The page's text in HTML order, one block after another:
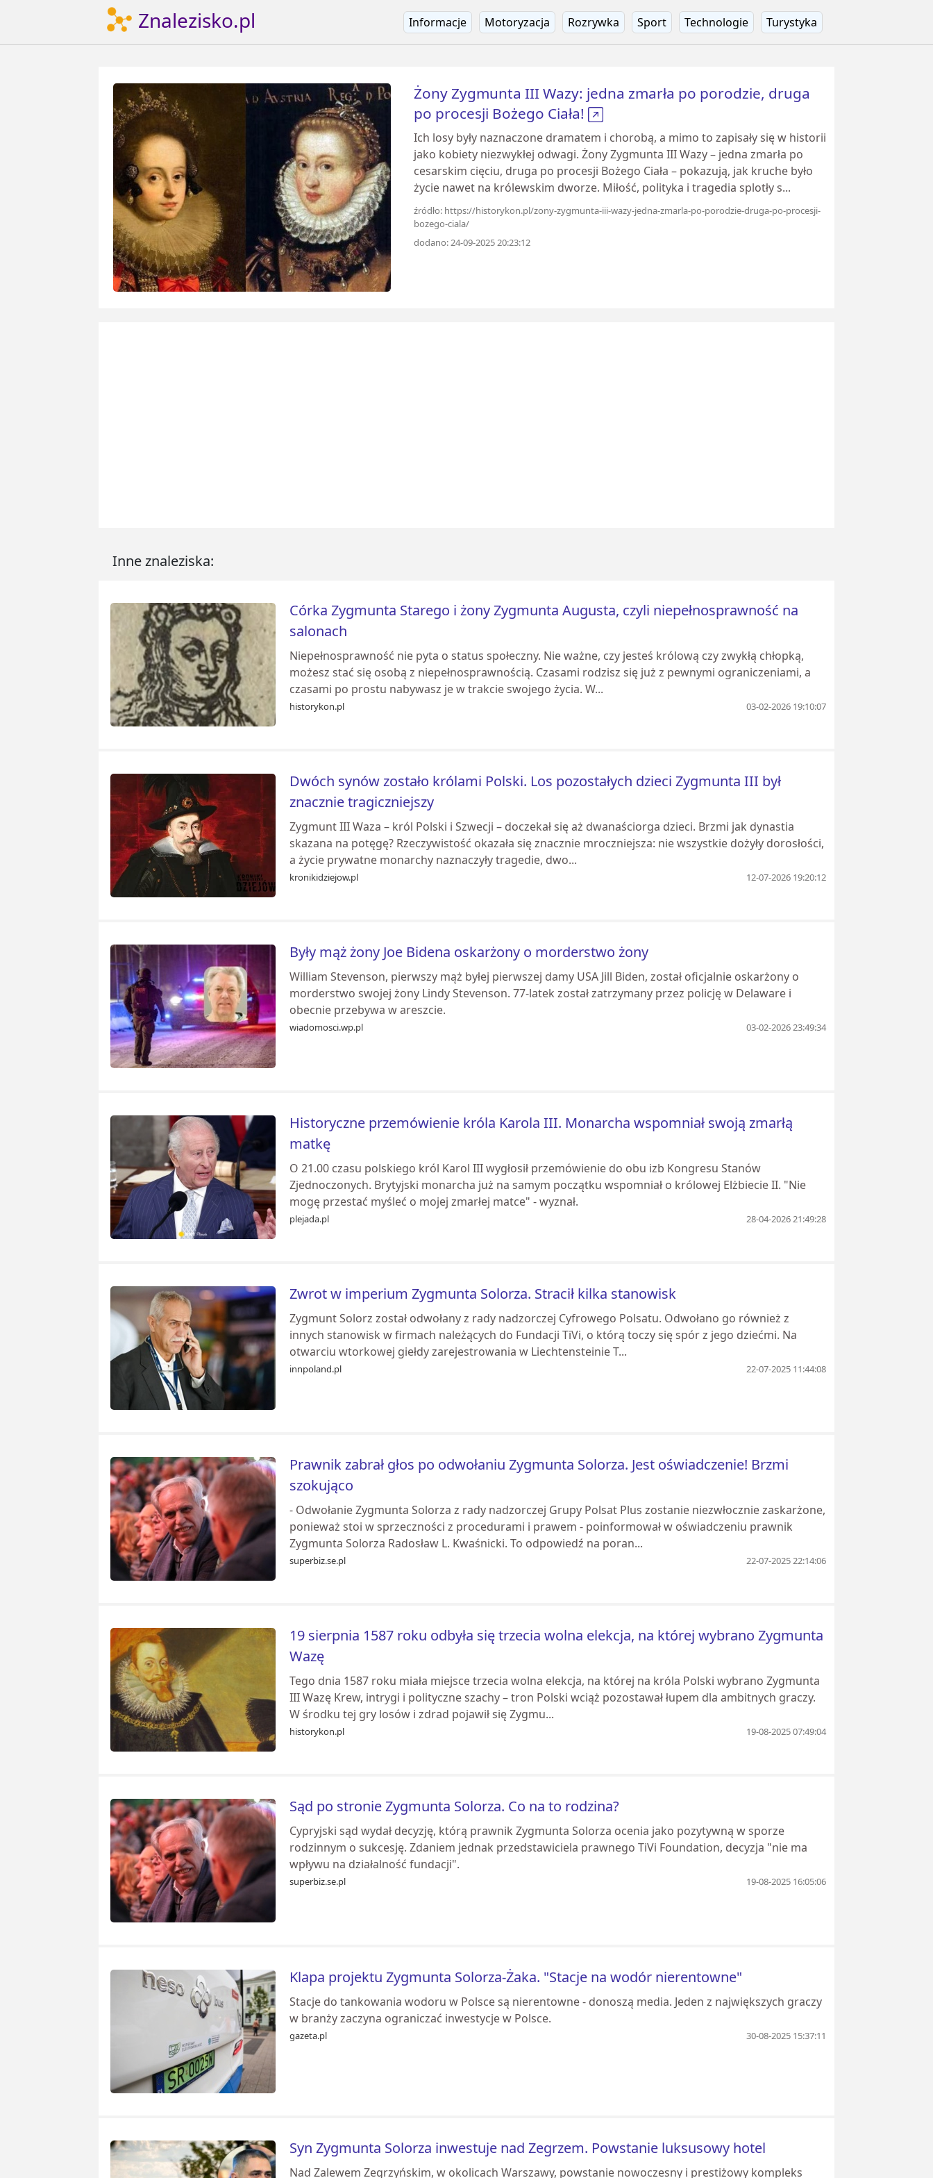
Znalezisko.pl Informacje Motoryzacja Rozrywka Sport Technologie Turystyka
Żony Zygmunta III Wazy: jedna zmarła po porodzie, druga
po procesji Bożego Ciała!
Ich losy były naznaczone dramatem i chorobą, a mimo to zapisały się w historii
jako kobiety niezwykłej odwagi. Żony Zygmunta III Wazy – jedna zmarła po
cesarskim cięciu, druga po procesji Bożego Ciała – pokazują, jak kruche było
życie nawet na królewskim dworze. Miłość, polityka i tragedia splotły s...
źródło: https://historykon.pl/zony-zygmunta-iii-wazy-jedna-zmarla-po-porodzie-druga-po-procesji-
bozego-ciala/
dodano: 24-09-2025 20:23:12
Inne znaleziska:
Córka Zygmunta Starego i żony Zygmunta Augusta, czyli niepełnosprawność na
salonach
Niepełnosprawność nie pyta o status społeczny. Nie ważne, czy jesteś królową czy zwykłą chłopką,
możesz stać się osobą z niepełnosprawnością. Czasami rodzisz się już z pewnymi ograniczeniami, a
czasami po prostu nabywasz je w trakcie swojego życia. W...
historykon.pl 03-02-2026 19:10:07
Dwóch synów zostało królami Polski. Los pozostałych dzieci Zygmunta III był
znacznie tragiczniejszy
Zygmunt III Waza – król Polski i Szwecji – doczekał się aż dwanaściorga dzieci. Brzmi jak dynastia
skazana na potęgę? Rzeczywistość okazała się znacznie mroczniejsza: nie wszystkie dożyły dorosłości,
a życie prywatne monarchy naznaczyły tragedie, dwo...
kronikidziejow.pl 12-07-2026 19:20:12
Były mąż żony Joe Bidena oskarżony o morderstwo żony
William Stevenson, pierwszy mąż byłej pierwszej damy USA Jill Biden, został oficjalnie oskarżony o
morderstwo swojej żony Lindy Stevenson. 77-latek został zatrzymany przez policję w Delaware i
obecnie przebywa w areszcie.
wiadomosci.wp.pl 03-02-2026 23:49:34
Historyczne przemówienie króla Karola III. Monarcha wspomniał swoją zmarłą
matkę
O 21.00 czasu polskiego król Karol III wygłosił przemówienie do obu izb Kongresu Stanów
Zjednoczonych. Brytyjski monarcha już na samym początku wspomniał o królowej Elżbiecie II. "Nie
mogę przestać myśleć o mojej zmarłej matce" - wyznał.
plejada.pl 28-04-2026 21:49:28
Zwrot w imperium Zygmunta Solorza. Stracił kilka stanowisk
Zygmunt Solorz został odwołany z rady nadzorczej Cyfrowego Polsatu. Odwołano go również z
innych stanowisk w firmach należących do Fundacji TiVi, o którą toczy się spór z jego dziećmi. Na
otwarciu wtorkowej giełdy zarejestrowania w Liechtensteinie T...
innpoland.pl 22-07-2025 11:44:08
Prawnik zabrał głos po odwołaniu Zygmunta Solorza. Jest oświadczenie! Brzmi
szokująco
- Odwołanie Zygmunta Solorza z rady nadzorczej Grupy Polsat Plus zostanie niezwłocznie zaskarżone,
ponieważ stoi w sprzeczności z procedurami i prawem - poinformował w oświadczeniu prawnik
Zygmunta Solorza Radosław L. Kwaśnicki. To odpowiedź na poran...
superbiz.se.pl 22-07-2025 22:14:06
19 sierpnia 1587 roku odbyła się trzecia wolna elekcja, na której wybrano Zygmunta
Wazę
Tego dnia 1587 roku miała miejsce trzecia wolna elekcja, na której na króla Polski wybrano Zygmunta
III Wazę Krew, intrygi i polityczne szachy – tron Polski wciąż pozostawał łupem dla ambitnych graczy.
W środku tej gry losów i zdrad pojawił się Zygmu...
historykon.pl 19-08-2025 07:49:04
Sąd po stronie Zygmunta Solorza. Co na to rodzina?
Cypryjski sąd wydał decyzję, którą prawnik Zygmunta Solorza ocenia jako pozytywną w sporze
rodzinnym o sukcesję. Zdaniem jednak przedstawiciela prawnego TiVi Foundation, decyzja "nie ma
wpływu na działalność fundacji".
superbiz.se.pl 19-08-2025 16:05:06
Klapa projektu Zygmunta Solorza-Żaka. "Stacje na wodór nierentowne"
Stacje do tankowania wodoru w Polsce są nierentowne - donoszą media. Jeden z największych graczy
w branży zaczyna ograniczać inwestycje w Polsce.
gazeta.pl 30-08-2025 15:37:11
Syn Zygmunta Solorza inwestuje nad Zegrzem. Powstanie luksusowy hotel
Nad Zalewem Zegrzyńskim, w okolicach Warszawy, powstanie nowoczesny i prestiżowy kompleks